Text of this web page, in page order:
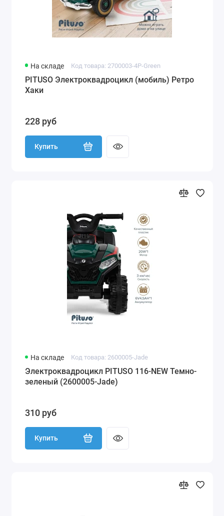
На складе Код товара: 2700003-4P-Green
PITUSO Электроквадроцикл (мобиль) Ретро
Хаки
228 руб
Купить
На складе Код товара: 2600005-Jade
Электроквадроцикл PITUSO 116-NEW Темно-
зеленый (2600005-Jade)
310 руб
Купить